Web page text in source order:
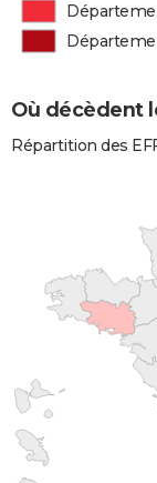
Où décèdent
Répartition des